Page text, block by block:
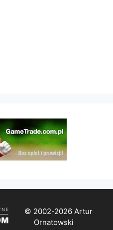
© 2002-2026 Artur
Ornatowski